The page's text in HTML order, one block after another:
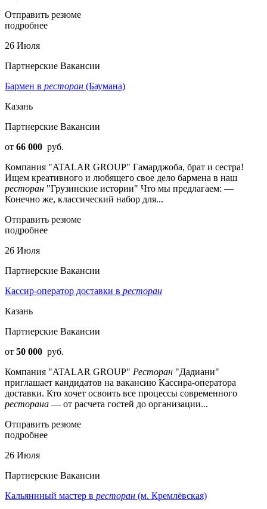
Отправить резюме
подробнее
26 Июля
Партнерские Вакансии
Бармен в ресторан (Баумана)
Казань
Партнерские Вакансии
от 66 000 руб.
Компания "ATALAR GROUP" Гамарджоба, брат и сестра!
Ищем креативного и любящего свое дело бармена в наш
ресторан "Грузинские истории" Что мы предлагаем: —
Конечно же, классический набор для...
Отправить резюме
подробнее
26 Июля
Партнерские Вакансии
Кассир-оператор доставки в ресторан
Казань
Партнерские Вакансии
от 50 000 руб.
Компания "ATALAR GROUP" Ресторан "Дадиани"
приглашает кандидатов на вакансию Кассира-оператора
доставки. Кто хочет освоить все процессы современного
ресторана — от расчета гостей до организации...
Отправить резюме
подробнее
26 Июля
Партнерские Вакансии
Кальяннный мастер в ресторан (м. Кремлёвская)